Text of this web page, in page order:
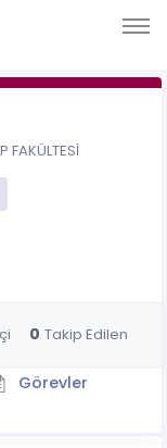
FAKÜLTESİ
0 Takip Edilen
Görevler